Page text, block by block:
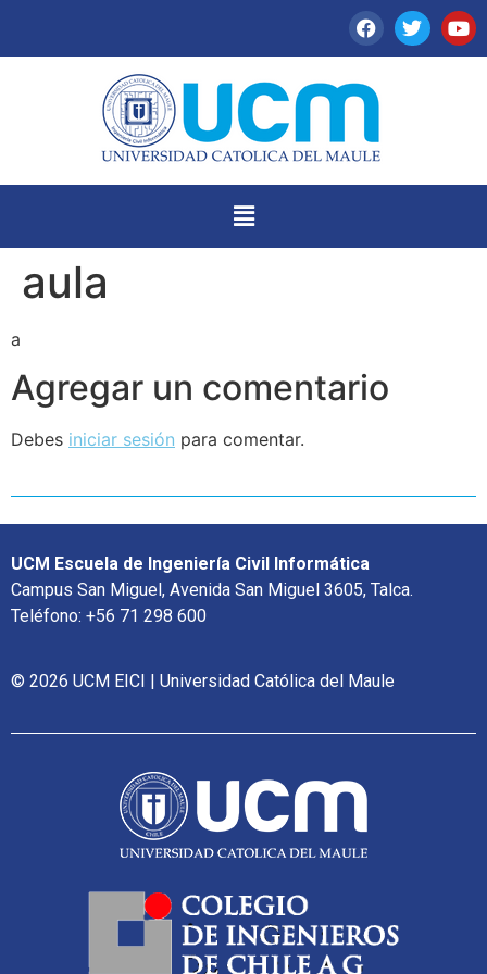
aula
a
Agregar un comentario
Debes iniciar sesión para comentar.
UCM Escuela de Ingeniería Civil Informática
Campus San Miguel, Avenida San Miguel 3605, Talca.
Teléfono: +56 71 298 600
© 2026 UCM EICI | Universidad Católica del Maule